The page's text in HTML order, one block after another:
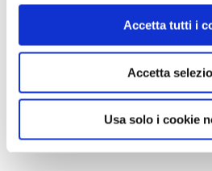
Accetta tutti i
Accetta
Usa solo i cookie